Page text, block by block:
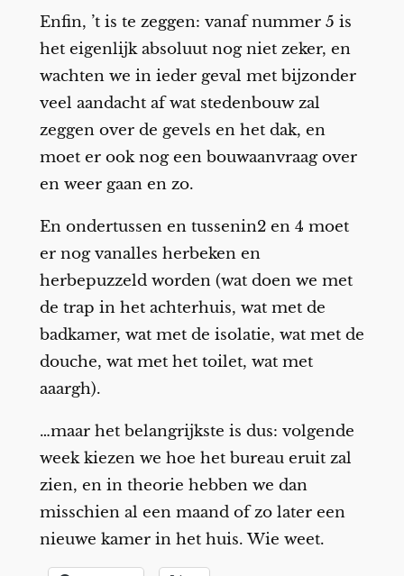
Enfin, ’t is te zeggen: vanaf nummer 5 is
het eigenlijk absoluut nog niet zeker, en
wachten we in ieder geval met bijzonder
veel aandacht af wat stedenbouw zal
zeggen over de gevels en het dak, en
moet er ook nog een bouwaanvraag over
en weer gaan en zo.
En ondertussen en tussenin2 en 4 moet
er nog vanalles herbeken en
herbepuzzeld worden (wat doen we met
de trap in het achterhuis, wat met de
badkamer, wat met de isolatie, wat met de
douche, wat met het toilet, wat met
aaargh).
…maar het belangrijkste is dus: volgende
week kiezen we hoe het bureau eruit zal
zien, en in theorie hebben we dan
misschien al een maand of zo later een
nieuwe kamer in het huis. Wie weet.